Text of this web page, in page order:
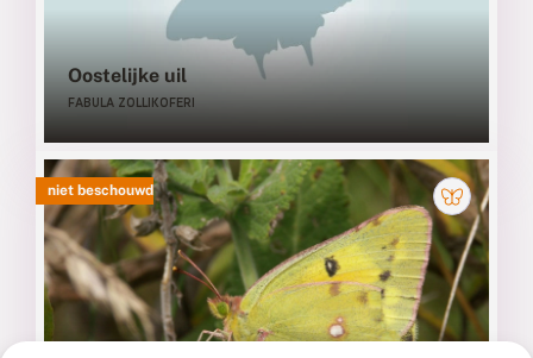
Oostelijke uil
FABULA ZOLLIKOFERI
niet beschouwd